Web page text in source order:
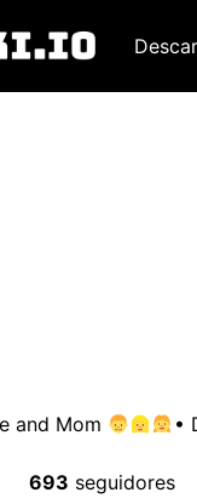
and Mom •
693 seguidores